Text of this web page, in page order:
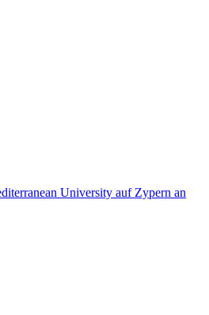
University auf Zypern an